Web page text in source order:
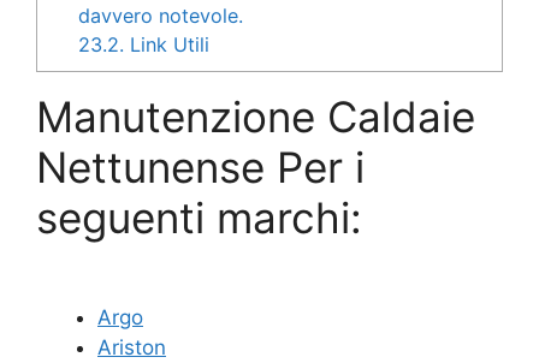
davvero notevole.
23.2. Link Utili
Manutenzione Caldaie
Nettunense Per i
seguenti marchi:
Argo
Ariston